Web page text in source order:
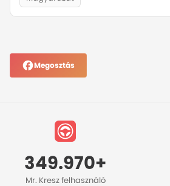
Megosztás
349.970+
Mr. Kresz felhasználó